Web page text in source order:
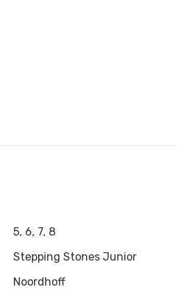
5, 6, 7, 8
Stepping Stones Junior
Noordhoff